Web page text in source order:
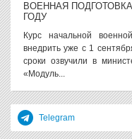
ВОЕННАЯ
ГОДУ
Курс начальной
внедрить уже с 1
сроки озвучили в
«Модуль...
Telegram